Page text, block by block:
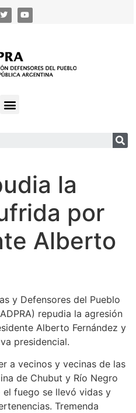
la
por
Alberto
y Defensores del Pueblo
repudia la agresión
Alberto Fernández y
presidencial.
a vecinos y vecinas de las
de Chubut y Río Negro
el fuego se llevó vidas y
Tremenda